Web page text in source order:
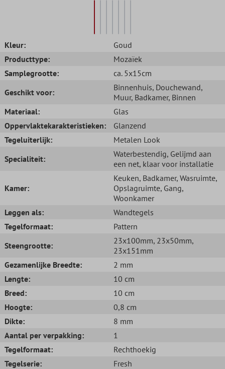
Kleur:
Goud
Producttype:
Mozaïek
Samplegrootte:
ca. 5x15cm
Geschikt voor:
Binnenhuis, Douchewand,
Muur, Badkamer, Binnen
Materiaal:
Glas
Oppervlaktekarakteristieken:
Glanzend
Tegeluiterlijk:
Metalen Look
Specialiteit:
Waterbestendig, Gelijmd aan
een net, klaar voor installatie
Kamer:
Keuken, Badkamer, Wasruimte,
Opslagruimte, Gang,
Woonkamer
Leggen als:
Wandtegels
Tegelformaat:
Pattern
Steengrootte:
23x100mm, 23x50mm,
23x151mm
Gezamenlijke Breedte:
2 mm
Lengte:
10 cm
Breed:
10 cm
Hoogte:
0,8 cm
Dikte:
8 mm
Aantal per verpakking:
1
Tegelformaat:
Rechthoekig
Tegelserie:
Fresh